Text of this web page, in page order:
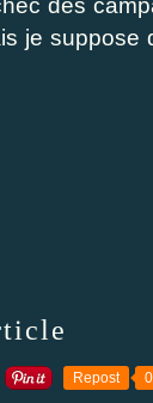
des
je suppose
Repost 0